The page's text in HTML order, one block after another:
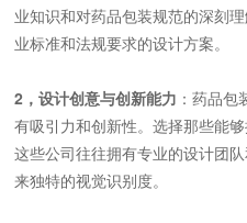
业知识和对药品包装规范的深刻
业标准和法规要求的设计方案。
2，设计创意与创新能力 ：药品
有吸引力和创新性。选择那些能
这些公司往往拥有专业的设计团
来独特的视觉识别度。